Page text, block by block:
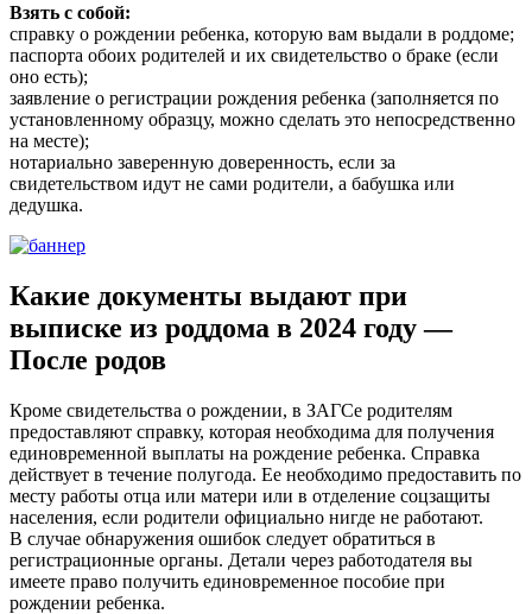
Взять с собой:
справку о рождении ребенка, которую вам выдали в роддоме;
паспорта обоих родителей и их свидетельство о браке (если
оно есть);
заявление о регистрации рождения ребенка (заполняется по
установленному образцу, можно сделать это непосредственно
на месте);
нотариально заверенную доверенность, если за
свидетельством идут не сами родители, а бабушка или
дедушка.
Какие документы выдают при
выписке из роддома в 2024 году —
После родов
Кроме свидетельства о рождении, в ЗАГСе родителям
предоставляют справку, которая необходима для получения
единовременной выплаты на рождение ребенка. Справка
действует в течение полугода. Ее необходимо предоставить по
месту работы отца или матери или в отделение соцзащиты
населения, если родители официально нигде не работают.
В случае обнаружения ошибок следует обратиться в
регистрационные органы. Детали через работодателя вы
имеете право получить единовременное пособие при
рождении ребенка.